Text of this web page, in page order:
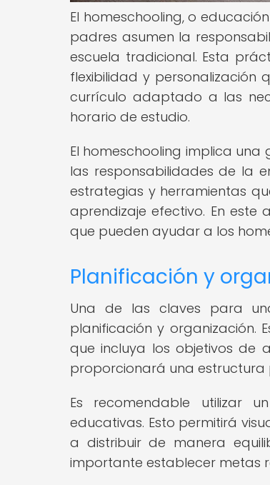
El homeschooling, o
padres asumen la
escuela tradicional. Esta
flexibilidad y personalización
currículo adaptado a las
horario de estudio.
El homeschooling implica
las responsabilidades de la
estrategias y herramientas
aprendizaje efectivo. En
que pueden ayudar a los
Planificación y
Una de las claves para
planificación y organización.
que incluya los objetivos de
proporcionará una
Es recomendable utilizar
educativas. Esto permitirá
a distribuir de manera
importante establecer metas